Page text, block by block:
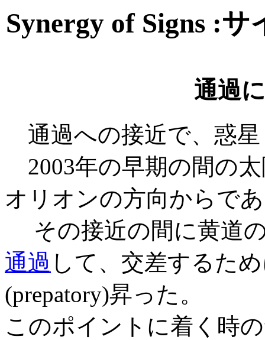
Synergy of Signs :
通過
通過への接近で、惑
2003年の早期の間の
オリオンの方向からで
その接近の間に黄道
通過 して、交差するた
(prepatory)昇った。
このポイントに着く時